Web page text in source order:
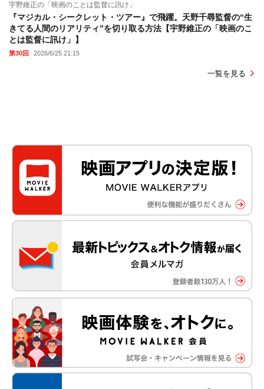
宇野維正の「映画のことは監督に訊け」
『マジカル・シークレット・ツアー』で飛躍。天野千尋監督の“生
きてる人間のリアリティ”を切り取る方法【宇野維正の「映画のこ
とは監督に訊け」】
第30回 2026/6/25 21:15
一覧を見る